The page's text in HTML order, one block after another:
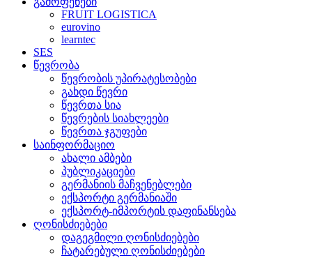
FRUIT LOGISTICA
eurovino
learntec
SES
წევრობა
წევრობის უპირატესობები
გახდი წევრი
წევრთა სია
წევრების სიახლეები
წევრთა ჯგუფები
საინფორმაციო
ახალი ამბები
პუბლიკაციები
გერმანიის მაჩვენებლები
ექსპორტი გერმანიაში
ექსპორტ-იმპორტის დაფინანსება
ღონისძიებები
დაგეგმილი ღონისძიებები
ჩატარებული ღონისძიებები